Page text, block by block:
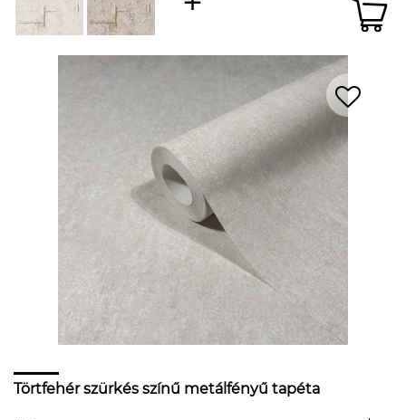
Törtfehér szürkés színű metálfényű tapéta